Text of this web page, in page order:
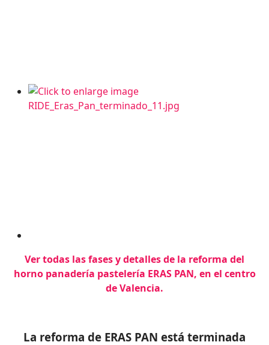
Ver todas las fases y detalles de la reforma del
horno panadería pastelería ERAS PAN, en el centro
de Valencia.
La reforma de ERAS PAN está terminada